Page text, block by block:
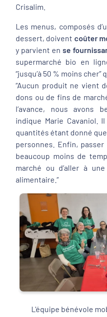
Crisalim.
Les menus, composés
dessert, doivent coûter
y parvient ense
supermarché bio en
“jusqu’à 50 % moins
“Aucun produit ne vient
dons ou de fins de
l’avance, nous avons
indique Marie Cavaniol.
quantités étant donné
personnes. Enfin,
beaucoup moins de
marché ou d’aller à
alimentaire. ”
L'équipe bénévole